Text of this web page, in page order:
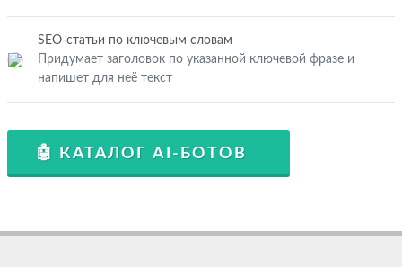
SEO-статьи по ключевым словам
Придумает заголовок по указанной ключевой фразе и
напишет для неё текст
🤖 КАТАЛОГ AI-БОТОВ